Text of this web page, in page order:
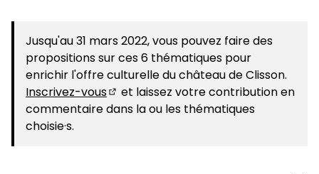
Jusqu'au 31 mars 2022, vous pouvez faire des
propositions sur ces 6 thématiques pour
enrichir l'offre culturelle du château de Clisson.
Inscrivez-vous
(S'ouvre dans un nouvel onglet)
et laissez votre contribution en
commentaire dans la ou les thématiques
choisie·s.